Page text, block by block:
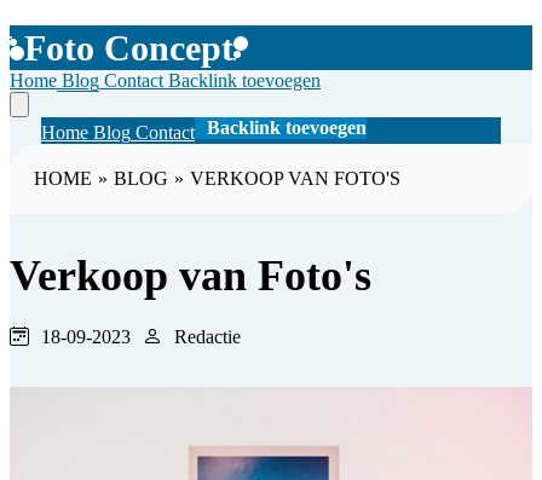
Foto Concept
Home Blog ContactBacklink toevoegen
HomeBlogContact Backlink toevoegen
HOME » BLOG » VERKOOP VAN FOTO'S
Verkoop van Foto's
18-09-2023 Redactie